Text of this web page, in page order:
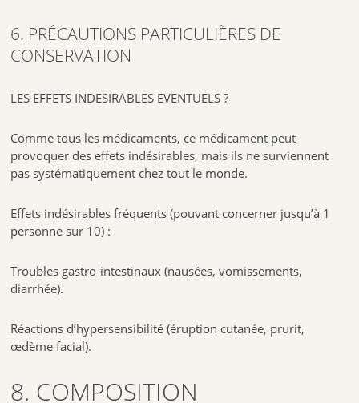
6. PRÉCAUTIONS PARTICULIÈRES DE
CONSERVATION
LES EFFETS INDESIRABLES EVENTUELS ?
Comme tous les médicaments, ce médicament peut
provoquer des effets indésirables, mais ils ne surviennent
pas systématiquement chez tout le monde.
Effets indésirables fréquents (pouvant concerner jusqu’à 1
personne sur 10) :
Troubles gastro-intestinaux (nausées, vomissements,
diarrhée).
Réactions d’hypersensibilité (éruption cutanée, prurit,
œdème facial).
8. COMPOSITION